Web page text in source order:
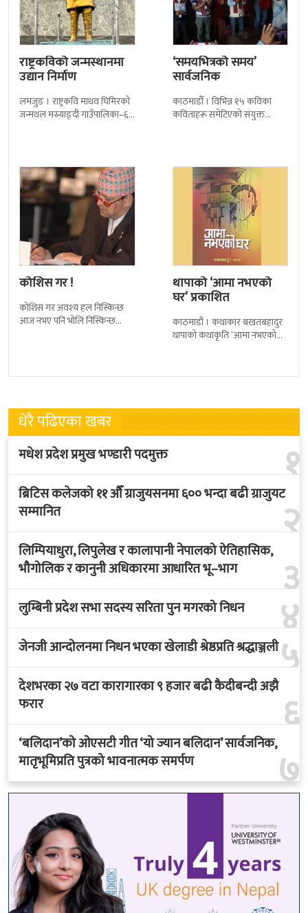
राष्ट्रकविको जन्मस्थानमा
उद्यान निर्माण
लमजुङ । राष्ट्रकवि माधव घिमिरको
जन्मथल मस्र्याङ्दी गाउँपालिका–६
‘समयभित्रको समय’
सार्वजनिक
काठमाडौँ । विभिन्न १५ कविका
कविताहरू समेटिएको संयुक्त
कोशिस गर !
कोशिस गर अवश्य हल निस्किन्छ
आज नभए पनि भोलि निस्किन्छ
थापाको ‘आमा नभएको
घर’ प्रकाशित
काठमाडौं । कथाकार बखतबहादुर
थापाको कथाकृति ‘आमा नभएको
धेरै पढिएका खबर
१
मधेश प्रदेश प्रमुख भण्डारी पदमुक्त
२
ब्रिटिस कलेजको ११ औँ ग्राजुयसनमा ६०० भन्दा बढी ग्राजुयट
सम्मानित
३
लिम्पियाधुरा, लिपुलेख र कालापानी नेपालको ऐतिहासिक,
भौगोलिक र कानुनी अधिकारमा आधारित भू–भाग
४
लुम्बिनी प्रदेश सभा सदस्य सरिता पुन मगरको निधन
५
जेनजी आन्दोलनमा निधन भएका खेलाडी श्रेष्ठप्रति श्रद्धाञ्जली
६
देशभरका २७ वटा कारागारका ९ हजार बढी कैदीबन्दी अझै
फरार
७
‘बलिदान’को ओएसटी गीत ‘यो ज्यान बलिदान’ सार्वजनिक,
मातृभूमिप्रति पुत्रको भावनात्मक समर्पण